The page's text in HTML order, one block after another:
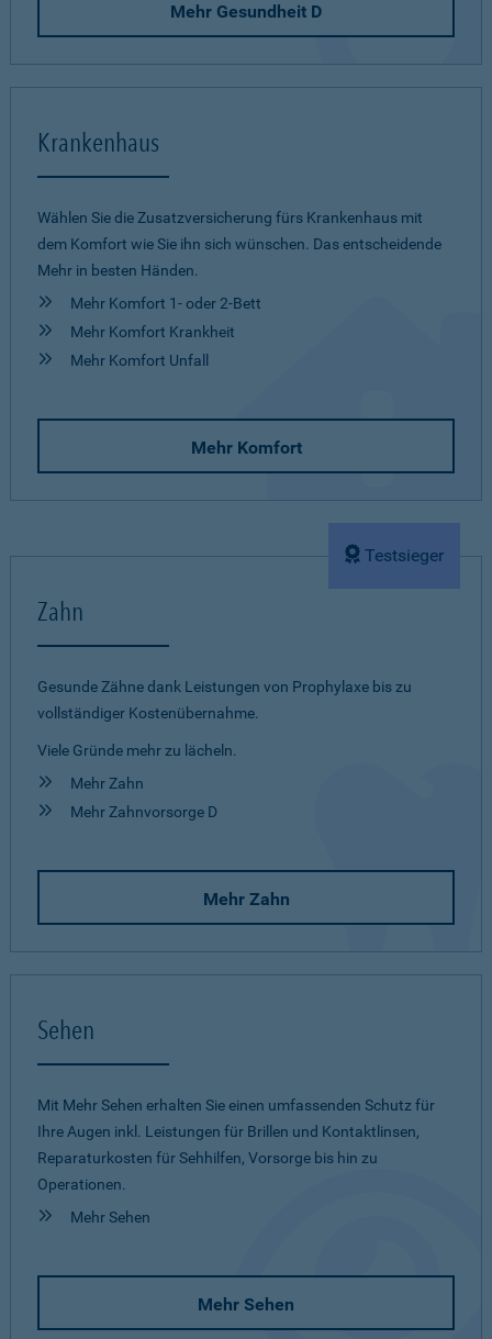
Mehr Gesundheit D
Krankenhaus
Wählen Sie die Zusatzversicherung fürs Krankenhaus mit
dem Komfort wie Sie ihn sich wünschen. Das entscheidende
Mehr in besten Händen.
Mehr Komfort 1- oder 2-Bett
Mehr Komfort Krankheit
Mehr Komfort Unfall
Mehr Komfort
Testsieger
Zahn
Gesunde Zähne dank Leistungen von Prophylaxe bis zu
vollständiger Kostenübernahme.
Viele Gründe mehr zu lächeln.
Mehr Zahn
Mehr Zahnvorsorge D
Mehr Zahn
Sehen
Mit Mehr Sehen erhalten Sie einen umfassenden Schutz für
Ihre Augen inkl. Leistungen für Brillen und Kontaktlinsen,
Reparaturkosten für Sehhilfen, Vorsorge bis hin zu
Operationen.
Mehr Sehen
Mehr Sehen